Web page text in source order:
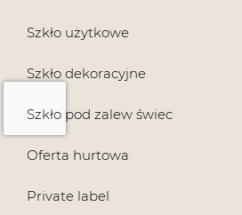
Szkło użytkowe
Szkło dekoracyjne
Szkło pod zalew świec
Oferta hurtowa
Private label